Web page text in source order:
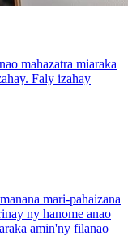
mahazatra miaraka
Faly izahay
mari-pahaizana
ny hanome anao
amin'ny filanao